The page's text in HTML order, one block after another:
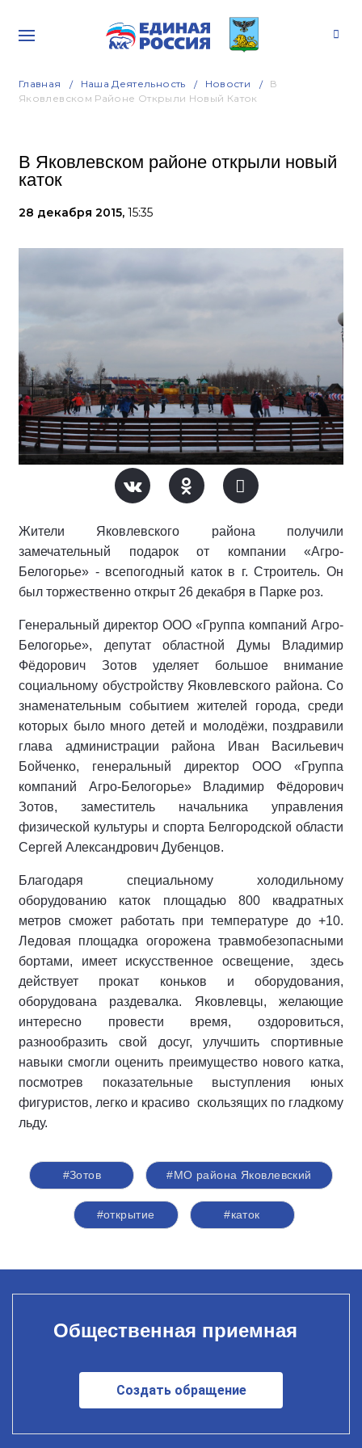
Главная Наша Деятельность Новости
В
Яковлевском Районе Открыли Новый Каток
В Яковлевском районе открыли новый
каток
28 декабря 2015, 15:35
Жители Яковлевского района получили
замечательный подарок от компании «Агро-
Белогорье» - всепогодный каток в г. Строитель. Он
был торжественно открыт 26 декабря в Парке роз.
Генеральный директор ООО «Группа компаний Агро-
Белогорье», депутат областной Думы Владимир
Фёдорович Зотов уделяет большое внимание
социальному обустройству Яковлевского района. Со
знаменательным событием жителей города, среди
которых было много детей и молодёжи, поздравили
глава администрации района Иван Васильевич
Бойченко, генеральный директор ООО «Группа
компаний Агро-Белогорье» Владимир Фёдорович
Зотов, заместитель начальника управления
физической культуры и спорта Белгородской области
Сергей Александрович Дубенцов.
Благодаря специальному холодильному
оборудованию каток площадью 800 квадратных
метров сможет работать при температуре до +10.
Ледовая площадка огорожена травмобезопасными
бортами, имеет искусственное освещение, здесь
действует прокат коньков и оборудования,
оборудована раздевалка. Яковлевцы, желающие
интересно провести время, оздоровиться,
разнообразить свой досуг, улучшить спортивные
навыки смогли оценить преимущество нового катка,
посмотрев показательные выступления юных
фигуристов, легко и красиво скользящих по гладкому
льду.
#Зотов #МО района Яковлевский
#открытие #каток
Общественная приемная
Создать обращение